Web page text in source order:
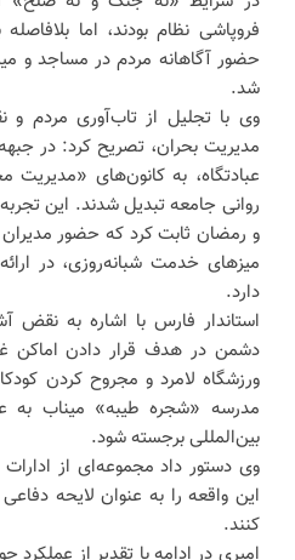
فروپاشی نظام بودند، اما
حضور آگاهانه مردم در مساجد و
شد.
وی با تجلیل از تاب‌آوری مردم
مدیریت بحران، تصریح کرد: در
عبادتگاه، به کانون‌های
روانی جامعه تبدیل شدند. این
و رمضان ثابت کرد که حضور مدیران
میز‌های خدمت شبانه‌روزی، در
دارد.
استاندار فارس با اشاره به نقض
دشمن در هدف قرار دادن اماکن
ورزشگاه لامرد و مجروح کردن
مدرسه «شجره طیبه» میناب به
بین‌المللی برجسته شود.
وی دستور داد مجموعه‌ای از
این واقعه را به عنوان لایحه
کنند.